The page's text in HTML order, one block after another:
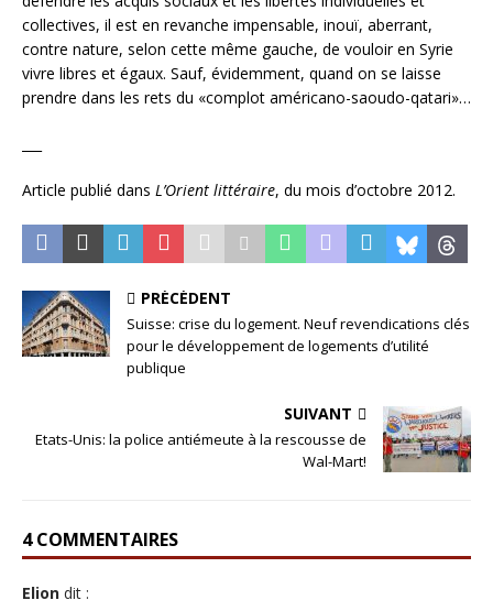
collectives, il est en revanche impensable, inouï, aberrant,
contre nature, selon cette même gauche, de vouloir en Syrie
vivre libres et égaux. Sauf, évidemment, quand on se laisse
prendre dans les rets du «complot américano-saoudo-qatari»…
Article publié dans L’Orient littéraire, du mois d’octobre 2012.
PRÉCÉDENT
Suisse: crise du logement. Neuf revendications clés
pour le développement de logements d’utilité
publique
SUIVANT
Etats-Unis: la police antiémeute à la rescousse de
Wal-Mart!
4 COMMENTAIRES
Elion dit :